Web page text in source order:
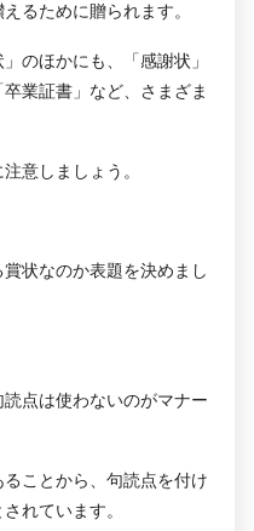
るために贈られます。
のほかにも、「感謝状」
業証書」など、さまざま
意しましょう。
状なのか表題を決めまし
点は使わないのがマナー
ことから、句読点を付け
れています。